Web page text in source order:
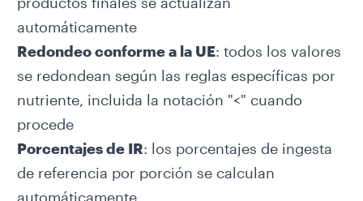
automáticamente
Redondeo conforme a la UE: todos los valores
se redondean según las reglas específicas por
nutriente, incluida la notación "<" cuando
procede
Porcentajes de IR: los porcentajes de ingesta
de referencia por porción se calculan
automáticamente